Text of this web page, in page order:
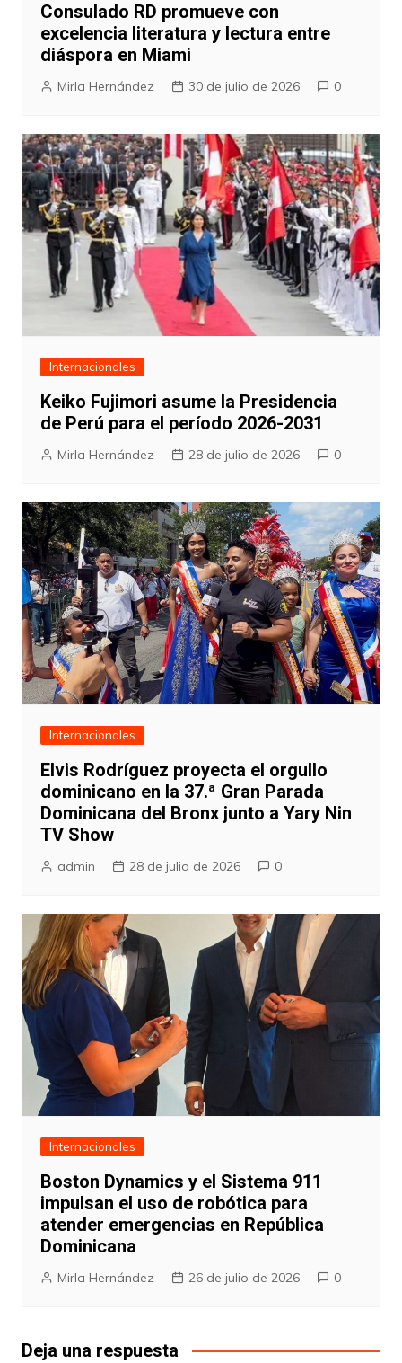
Consulado RD promueve con
excelencia literatura y lectura entre
diáspora en Miami
Mirla Hernández 30 de julio de 2026 0
Internacionales
Keiko Fujimori asume la Presidencia
de Perú para el período 2026-2031
Mirla Hernández 28 de julio de 2026 0
Internacionales
Elvis Rodríguez proyecta el orgullo
dominicano en la 37.ª Gran Parada
Dominicana del Bronx junto a Yary Nin
TV Show
admin 28 de julio de 2026 0
Internacionales
Boston Dynamics y el Sistema 911
impulsan el uso de robótica para
atender emergencias en República
Dominicana
Mirla Hernández 26 de julio de 2026 0
Deja una respuesta